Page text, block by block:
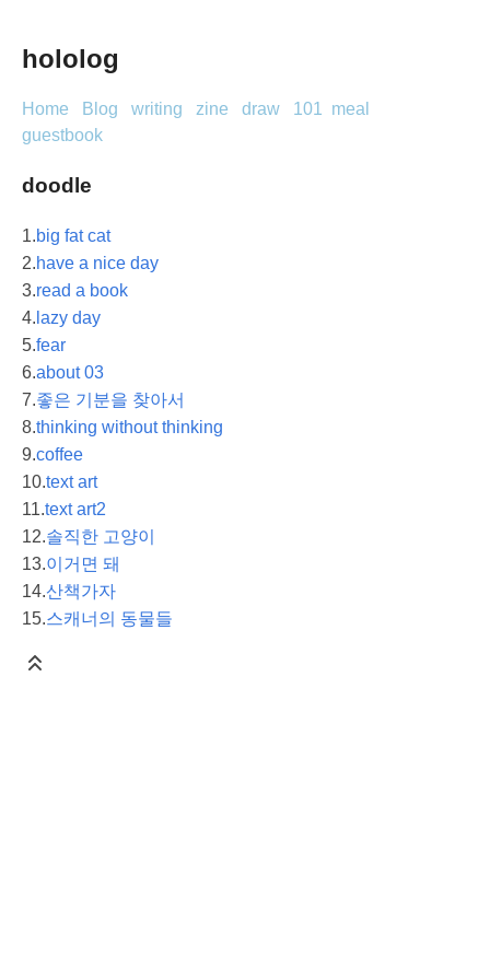
hololog
Home Blog writing zine draw 101 meal
guestbook
doodle
1.big fat cat
2.have a nice day
3.read a book
4. lazy day
5.fear
6.about 03
7.좋은 기분을 찾아서
8.thinking without thinking
9.coffee
10.text art
11.text art2
12.솔직한 고양이
13.이거면 돼
14.산책가자
15.스캐너의 동물들